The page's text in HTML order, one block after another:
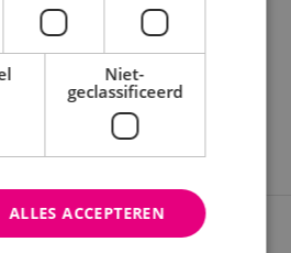
Expertises
Niet-
geclassificeerd
ALLES ACCEPTEREN